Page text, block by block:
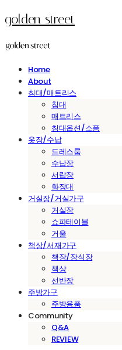
golden street
Home
About
침대/매트리스
침대
매트리스
침대옵션/소품
옷장/수납
드레스룸
수납장
서랍장
화장대
거실장/거실가구
거실장
쇼파테이블
거울
책상/서재가구
책장/장식장
책상
선반장
주방가구
주방용품
Community
Q&A
REVIEW